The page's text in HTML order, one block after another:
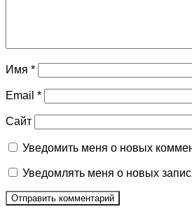
Имя *
Email *
Сайт
Уведомить меня о новых
Уведомлять меня о новых